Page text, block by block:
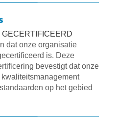
GECERTIFICEERD
dat onze organisatie
is. Deze
bevestigt dat onze
op het gebied